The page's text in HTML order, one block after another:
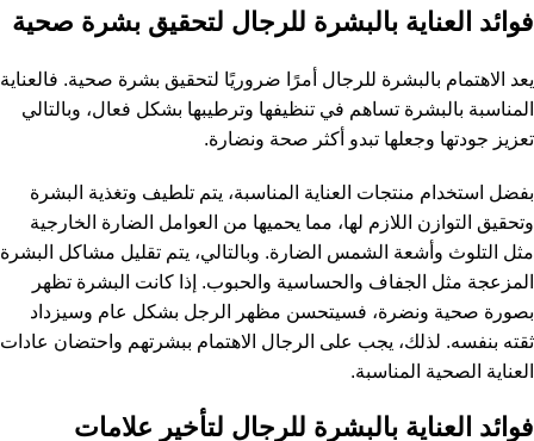
فوائد العناية بالبشرة للرجال لتحقيق بشرة صحية
يعد الاهتمام بالبشرة للرجال أمرًا ضروريًا لتحقيق بشرة صحية. فالعناية
المناسبة بالبشرة تساهم في تنظيفها وترطيبها بشكل فعال، وبالتالي
تعزيز جودتها وجعلها تبدو أكثر صحة ونضارة.
بفضل استخدام منتجات العناية المناسبة، يتم تلطيف وتغذية البشرة
وتحقيق التوازن اللازم لها، مما يحميها من العوامل الضارة الخارجية
مثل التلوث وأشعة الشمس الضارة. وبالتالي، يتم تقليل مشاكل البشرة
المزعجة مثل الجفاف والحساسية والحبوب. إذا كانت البشرة تظهر
بصورة صحية ونضرة، فسيتحسن مظهر الرجل بشكل عام وسيزداد
ثقته بنفسه. لذلك، يجب على الرجال الاهتمام ببشرتهم واحتضان عادات
العناية الصحية المناسبة.
فوائد العناية بالبشرة للرجال لتأخير علامات